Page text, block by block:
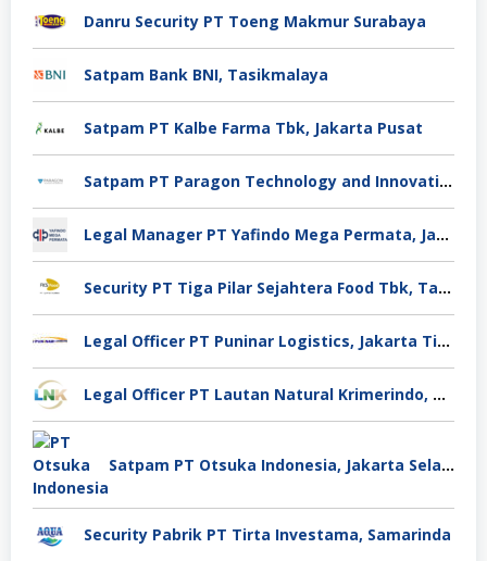
Danru Security PT Toeng Makmur Surabaya
Satpam Bank BNI, Tasikmalaya
Satpam PT Kalbe Farma Tbk, Jakarta Pusat
Satpam PT Paragon Technology and Innovation Jakarta
Legal Manager PT Yafindo Mega Permata, Jakarta Barat
Security PT Tiga Pilar Sejahtera Food Tbk, Tangerang
Legal Officer PT Puninar Logistics, Jakarta Timur
Legal Officer PT Lautan Natural Krimerindo, Mojokerto
Satpam PT Otsuka Indonesia, Jakarta Selatan
Security Pabrik PT Tirta Investama, Samarinda